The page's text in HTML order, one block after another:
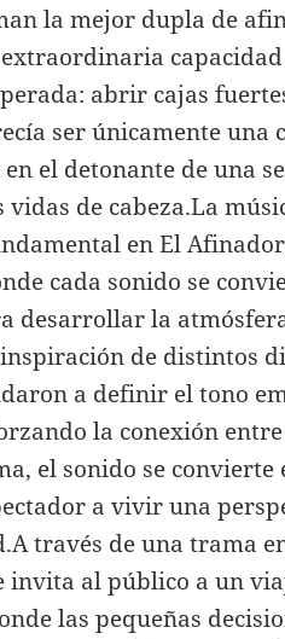
la mejor dupla de
abrir cajas
ser únicamente una
el detonante de una
de cabeza.La
en El
cada sonido se
desarrollar la
de distintos
a definir el tono
la conexión
el sonido se convierte
a vivir una
través de una trama
invita al público a un
las pequeñas